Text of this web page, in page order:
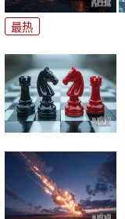
最热